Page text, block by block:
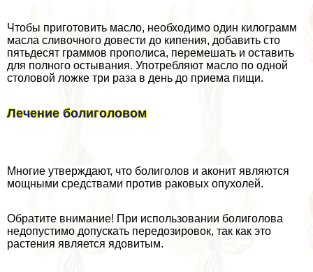
Чтобы приготовить масло, необходимо один килограмм
масла сливочного довести до кипения, добавить сто
пятьдесят граммов прополиса, перемешать и оставить
для полного остывания. Употрeбляют масло по одной
столовой ложке три раза в день до приема пищи.
Лечение болиголовом
Многие утверждают, что болиголов и аконит являются
мощными средствами против paковых опухолей.
Обратите внимание! При использовании болиголова
недопустимо допускать передозировок, так как это
растения является ядовитым.